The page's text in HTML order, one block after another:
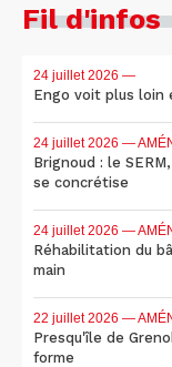
Fil d'infos
24 juillet 2026 —
Engo voit plus loin
24 juillet 2026 —
Brignoud : le
se concrétise
24 juillet 2026 —
Réhabilitation du
main
22 juillet 2026 —
Presqu'île de
forme